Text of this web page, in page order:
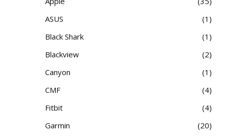
ASUS
1
Black Shark
1
Blackview
2
Canyon
1
CMF
4
Fitbit
4
Garmin
20